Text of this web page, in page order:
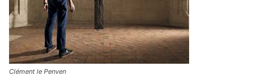
Clément le Penven